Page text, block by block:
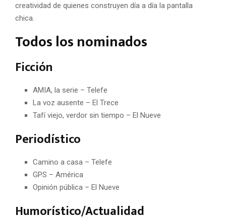
creatividad de quienes construyen día a día la pantalla
chica.
Todos los nominados
Ficción
AMIA, la serie – Telefe
La voz ausente – El Trece
Tafí viejo, verdor sin tiempo – El Nueve
Periodístico
Camino a casa – Telefe
GPS – América
Opinión pública – El Nueve
Humorístico/Actualidad